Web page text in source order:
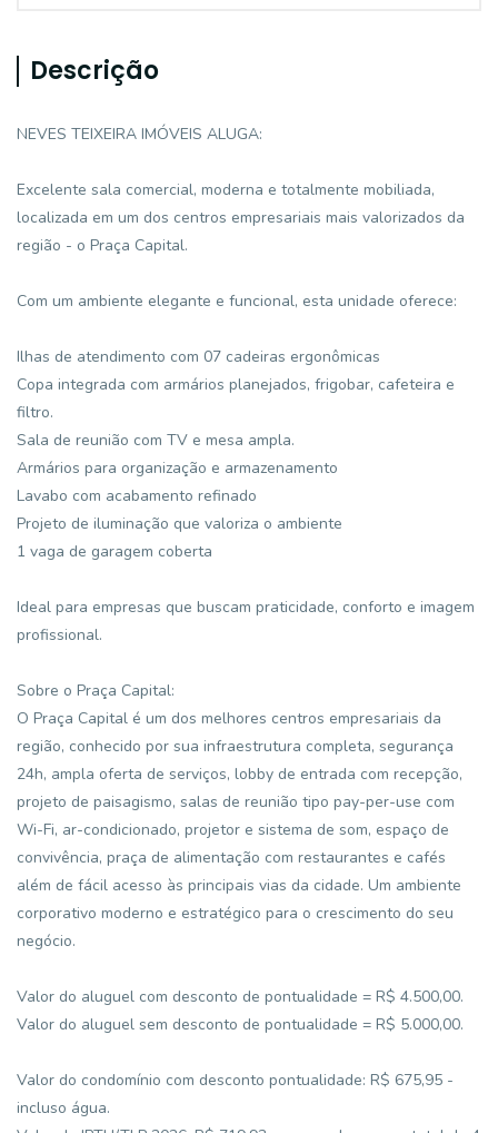
Descrição
NEVES TEIXEIRA IMÓVEIS ALUGA:
Excelente sala comercial, moderna e totalmente mobiliada,
localizada em um dos centros empresariais mais valorizados da
região - o Praça Capital.
Com um ambiente elegante e funcional, esta unidade oferece:
Ilhas de atendimento com 07 cadeiras ergonômicas
Copa integrada com armários planejados, frigobar, cafeteira e
filtro.
Sala de reunião com TV e mesa ampla.
Armários para organização e armazenamento
Lavabo com acabamento refinado
Projeto de iluminação que valoriza o ambiente
1 vaga de garagem coberta
Ideal para empresas que buscam praticidade, conforto e imagem
profissional.
Sobre o Praça Capital:
O Praça Capital é um dos melhores centros empresariais da
região, conhecido por sua infraestrutura completa, segurança
24h, ampla oferta de serviços, lobby de entrada com recepção,
projeto de paisagismo, salas de reunião tipo pay-per-use com
Wi-Fi, ar-condicionado, projetor e sistema de som, espaço de
convivência, praça de alimentação com restaurantes e cafés
além de fácil acesso às principais vias da cidade. Um ambiente
corporativo moderno e estratégico para o crescimento do seu
negócio.
Valor do aluguel com desconto de pontualidade = R$ 4.500,00.
Valor do aluguel sem desconto de pontualidade = R$ 5.000,00.
Valor do condomínio com desconto pontualidade: R$ 675,95 -
incluso água.